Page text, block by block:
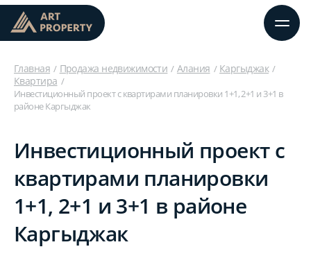
Главная Продажа недвижимости Алания
Каргыджак
Квартира
Инвестиционный проект с квартирами планировки 1+1, 2+1 и 3+1 в
районе Каргыджак
Инвестиционный проект с
квартирами планировки
1+1, 2+1 и 3+1 в районе
Каргыджак